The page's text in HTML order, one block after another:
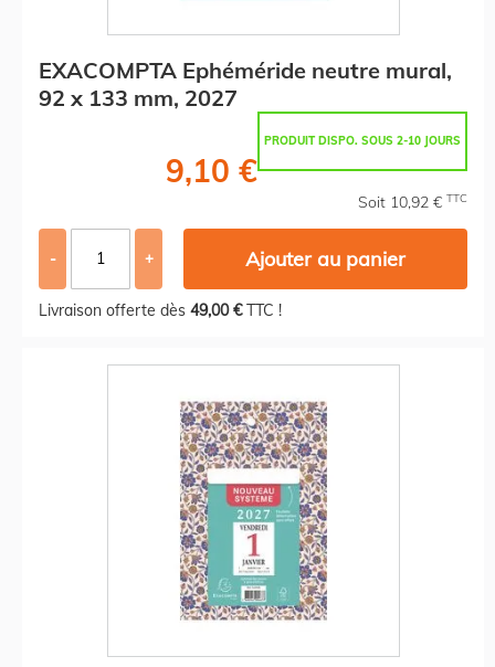
EXACOMPTA Ephéméride neutre mural,
92 x 133 mm, 2027
PRODUIT DISPO. SOUS 2-10 JOURS
9,10 €
Soit 10,92 € TTC
- + Ajouter au panier
Livraison offerte dès 49,00 €TTC !